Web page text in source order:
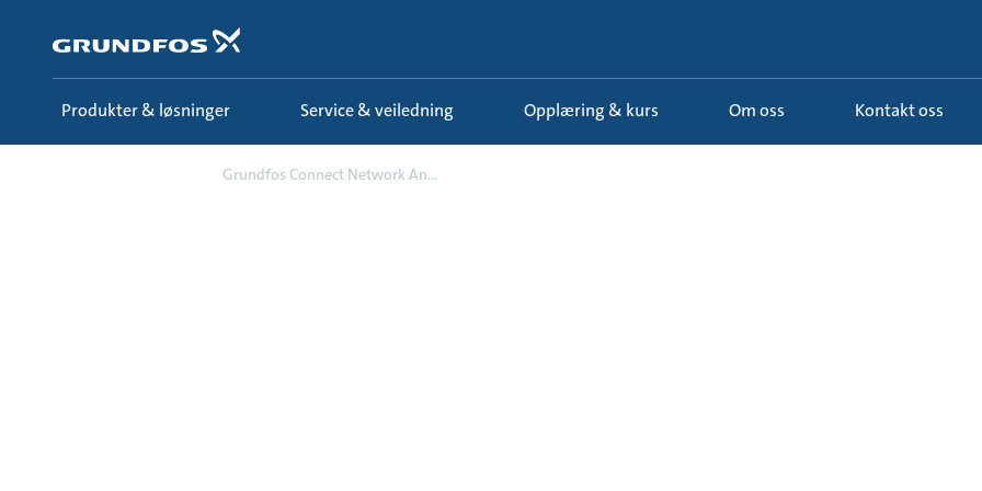
hovedinnhold
Produkter & løsninger Service & veiledning Opplæring & kurs Om oss Kontakt oss
Grundfos Connect Network An...